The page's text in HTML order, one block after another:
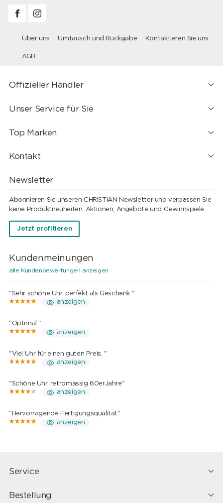
Über uns Umtausch und Rückgabe Kontaktieren Sie uns
AGB
Offizieller Händler
Unser Service für Sie
Top Marken
Kontakt
Newsletter
Abonnieren Sie unseren CHRISTIAN Newsletter und verpassen Sie
keine Produktneuheiten, Aktionen, Angebote und Gewinnspiele.
Jetzt profitieren
Kundenmeinungen
alle Kundenbewertungen anzeigen
"Sehr schöne Uhr, perfekt als Geschenk "
anzeigen
"Optimal "
anzeigen
"Viel Uhr für einen guten Preis. "
anzeigen
"Schöne Uhr, retromässig 60erJahre"
anzeigen
"Hervorragende Fertigungsqualität"
anzeigen
Service
Bestellung